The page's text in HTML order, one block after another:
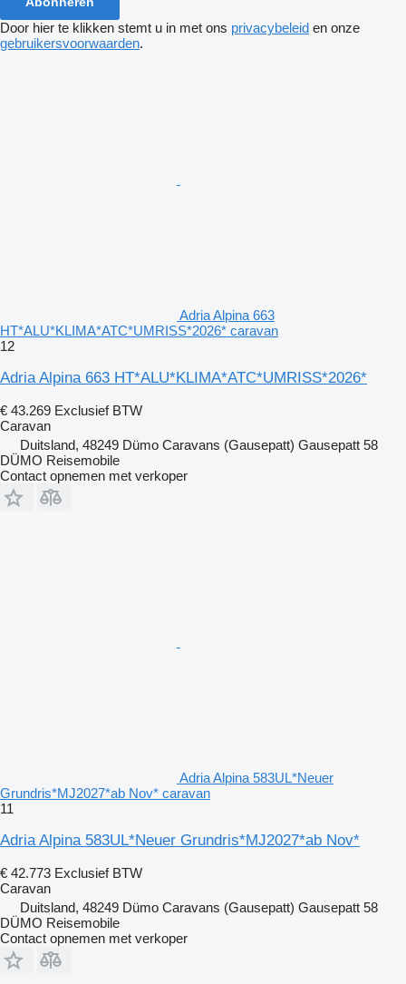
Door hier te klikken stemt u in met ons privacybeleid en onze
gebruikersvoorwaarden.
Adria Alpina 663
HT*ALU*KLIMA*ATC*UMRISS*2026* caravan
12
Adria Alpina 663 HT*ALU*KLIMA*ATC*UMRISS*2026*
€ 43.269 Exclusief BTW
Caravan
Duitsland, 48249 Dümo Caravans (Gausepatt) Gausepatt 58
DÜMO Reisemobile
Contact opnemen met verkoper
Adria Alpina 583UL*Neuer
Grundris*MJ2027*ab Nov* caravan
11
Adria Alpina 583UL*Neuer Grundris*MJ2027*ab Nov*
€ 42.773 Exclusief BTW
Caravan
Duitsland, 48249 Dümo Caravans (Gausepatt) Gausepatt 58
DÜMO Reisemobile
Contact opnemen met verkoper